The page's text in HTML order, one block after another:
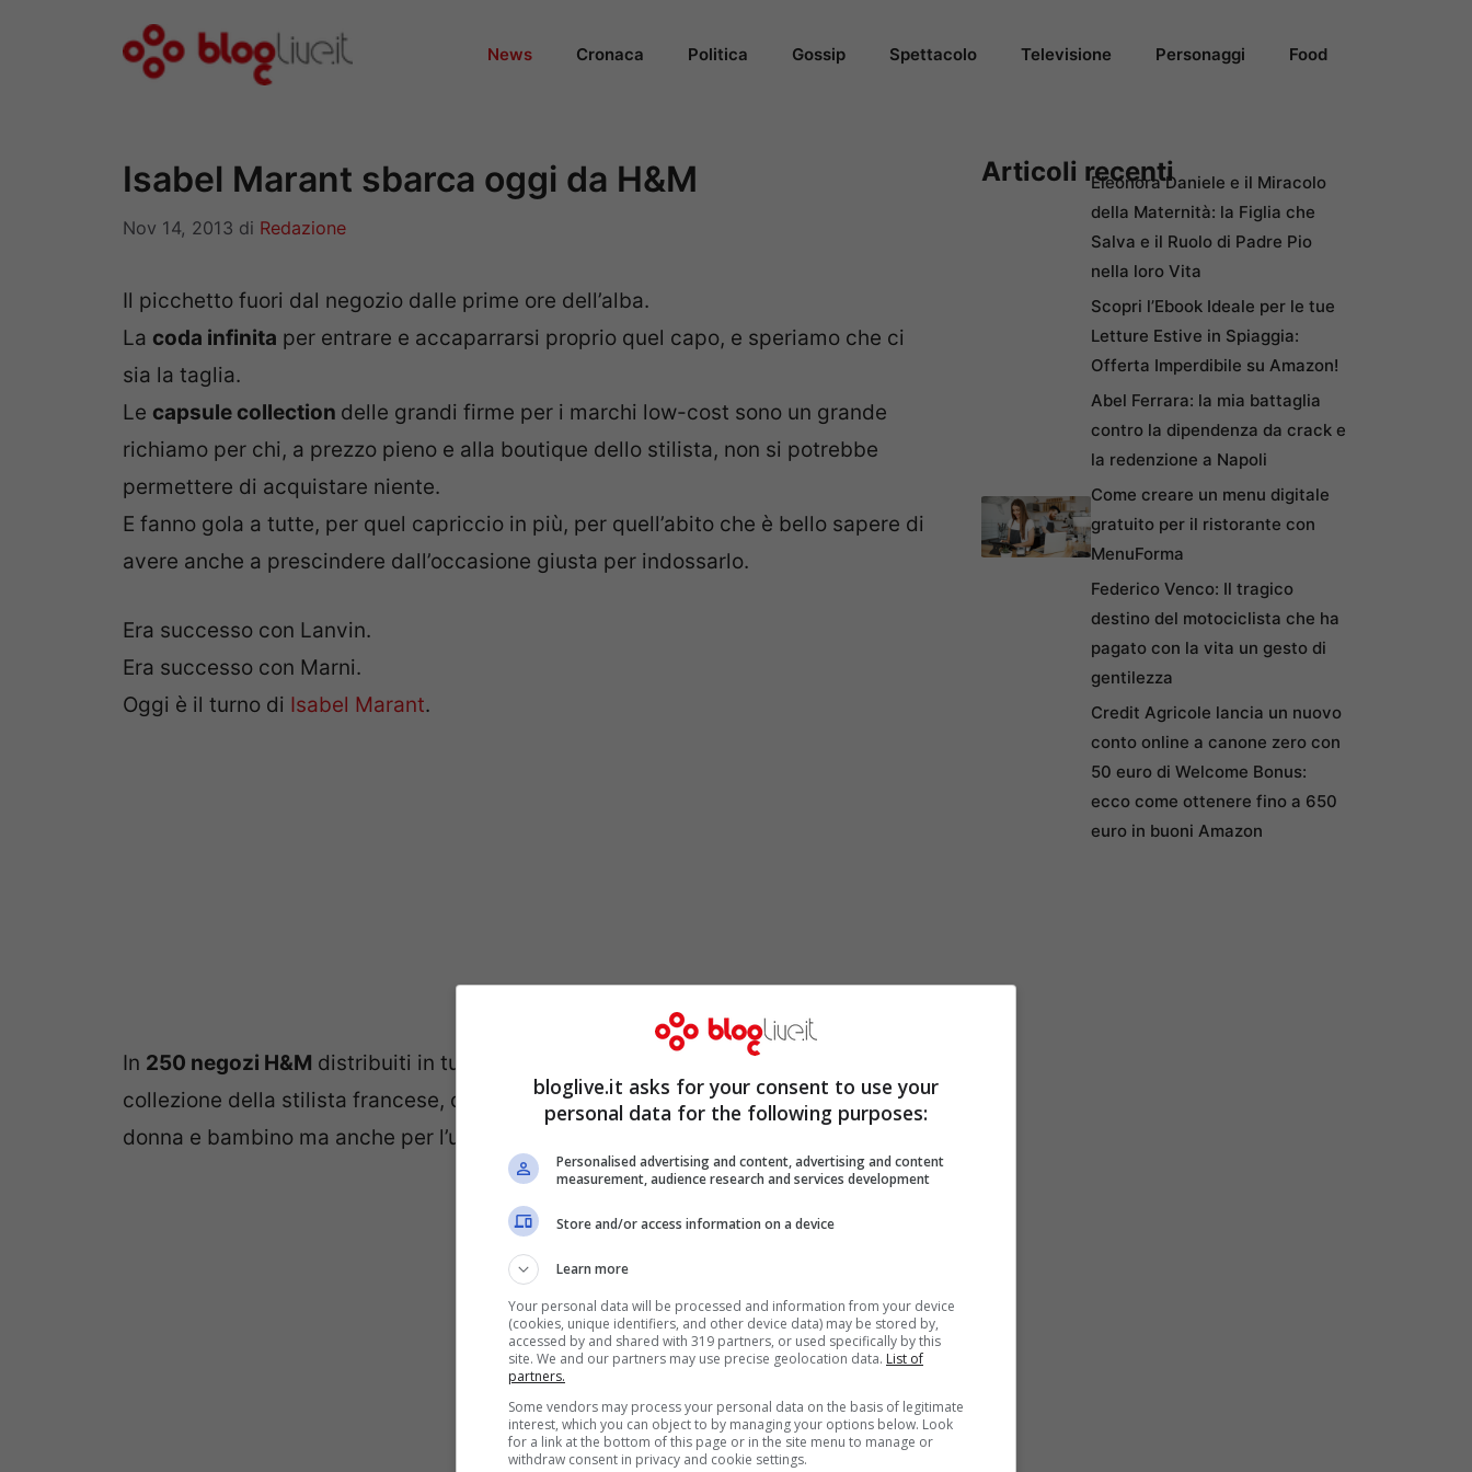
News Cronaca Politica Gossip Spettacolo Televisione Personaggi Food
Isabel Marant sbarca oggi da H&M
Nov 14, 2013 di Redazione
Il picchetto fuori dal negozio dalle prime ore dell’alba.
La coda infinita per entrare e accaparrarsi proprio quel capo, e speriamo che ci
sia la taglia.
Le capsule collection delle grandi firme per i marchi low-cost sono un grande
richiamo per chi, a prezzo pieno e alla boutique dello stilista, non si potrebbe
permettere di acquistare niente.
E fanno gola a tutte, per quel capriccio in più, per quell’abito che è bello sapere di
avere anche a prescindere dall’occasione giusta per indossarlo.
Era successo con Lanvin.
Era successo con Marni.
Oggi è il turno di Isabel Marant.
In 250 negozi H&M distribuiti in tutto il mondo inizia oggi la vendita della
collezione della stilista francese, che per la prima volta proporrà non solo abiti per
donna e bambino ma anche per l’uomo.
Articoli recentiEleonora Daniele e il Miracolo
della Maternità: la Figlia che
Salva e il Ruolo di Padre Pio
nella loro Vita
Scopri l’Ebook Ideale per le tue
Letture Estive in Spiaggia:
Offerta Imperdibile su Amazon!
Abel Ferrara: la mia battaglia
contro la dipendenza da crack e
la redenzione a Napoli
Come creare un menu digitale
gratuito per il ristorante con
MenuForma
Federico Venco: Il tragico
destino del motociclista che ha
pagato con la vita un gesto di
gentilezza
Credit Agricole lancia un nuovo
conto online a canone zero con
50 euro di Welcome Bonus:
ecco come ottenere fino a 650
euro in buoni Amazon
bloglive.it asks for your consent to use your
personal data for the following purposes:
Personalised advertising and content, advertising and content
measurement, audience research and services development
Store and/or access information on a device
Learn more
Your personal data will be processed and information from your device
(cookies, unique identifiers, and other device data) may be stored by,
accessed by and shared with 319 partners, or used specifically by this
site. We and our partners may use precise geolocation data. List of
partners.
Some vendors may process your personal data on the basis of legitimate
interest, which you can object to by managing your options below. Look
for a link at the bottom of this page or in the site menu to manage or
withdraw consent in privacy and cookie settings.